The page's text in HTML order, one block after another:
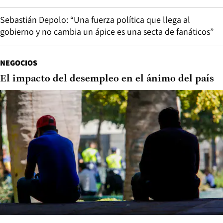
Sebastián Depolo: “Una fuerza política que llega al
gobierno y no cambia un ápice es una secta de fanáticos”
NEGOCIOS
El impacto del desempleo en el ánimo del país